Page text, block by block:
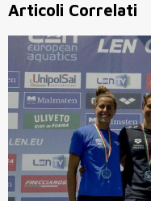
Articoli Correlati